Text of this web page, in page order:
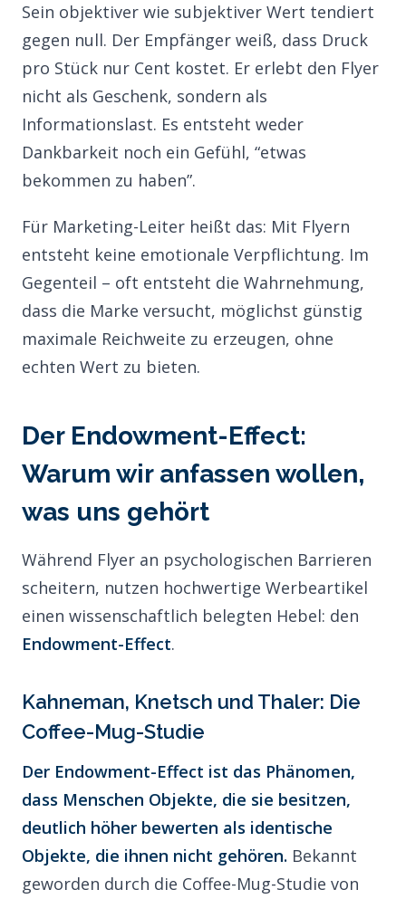
Sein objektiver wie subjektiver Wert tendiert
gegen null. Der Empfänger weiß, dass Druck
pro Stück nur Cent kostet. Er erlebt den Flyer
nicht als Geschenk, sondern als
Informationslast. Es entsteht weder
Dankbarkeit noch ein Gefühl, “etwas
bekommen zu haben”.
Für Marketing-Leiter heißt das: Mit Flyern
entsteht keine emotionale Verpflichtung. Im
Gegenteil – oft entsteht die Wahrnehmung,
dass die Marke versucht, möglichst günstig
maximale Reichweite zu erzeugen, ohne
echten Wert zu bieten.
Der Endowment-Effect:
Warum wir anfassen wollen,
was uns gehört
Während Flyer an psychologischen Barrieren
scheitern, nutzen hochwertige Werbeartikel
einen wissenschaftlich belegten Hebel: den
Endowment-Effect.
Kahneman, Knetsch und Thaler: Die
Coffee-Mug-Studie
Der Endowment-Effect ist das Phänomen,
dass Menschen Objekte, die sie besitzen,
deutlich höher bewerten als identische
Objekte, die ihnen nicht gehören. Bekannt
geworden durch die Coffee-Mug-Studie von